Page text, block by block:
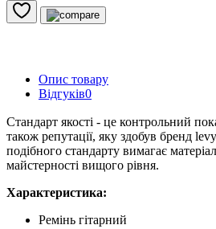
Опис товару
Відгуків0
Стандарт якості - це контрольний
також репутації, яку здобув бренд
подібного стандарту вимагає
майстерності вищого рівня.
Характеристика:
Ремінь гітарний